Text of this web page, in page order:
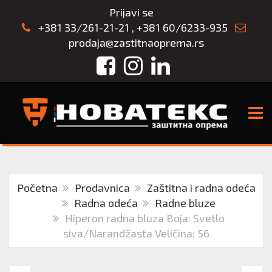
Prijavi se
+381 33/261-21-21 , +381 60/6233-935
prodaja@zastitnaoprema.rs
FacebookInstagram
LinkedIn
Početna Prodavnica
Zaštitna i radna odeća
Radna odeća
Radne bluze
Hiperon radna bluza Boja: Svetlo
siva/Narandžasta Veličina: 56